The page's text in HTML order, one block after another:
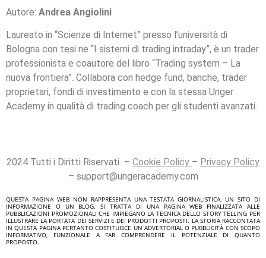
Autore: Andrea Angiolini
Laureato in “Scienze di Internet” presso l’università di
Bologna con tesi ne “I sistemi di trading intraday”, è un trader
professionista e coautore del libro “Trading system – La
nuova frontiera”. Collabora con hedge fund, banche, trader
proprietari, fondi di investimento e con la stessa Unger
Academy in qualità di trading coach per gli studenti avanzati.
2024 Tutti i Diritti Riservati – Cookie Policy – Privacy Policy
– support@ungeracademy.com
QUESTA PAGINA WEB NON RAPPRESENTA UNA TESTATA GIORNALISTICA, UN SITO DI
INFORMAZIONE O UN BLOG. SI TRATTA DI UNA PAGINA WEB FINALIZZATA ALLE
PUBBLICAZIONI PROMOZIONALI CHE IMPIEGANO LA TECNICA DELLO STORY TELLING PER
ILLUSTRARE LA PORTATA DEI SERVIZI E DEI PRODOTTI PROPOSTI. LA STORIA RACCONTATA
IN QUESTA PAGINA PERTANTO COSTITUISCE UN ADVERTORIAL O PUBBLICITÀ CON SCOPO
INFORMATIVO, FUNZIONALE A FAR COMPRENDERE IL POTENZIALE DI QUANTO
PROPOSTO.